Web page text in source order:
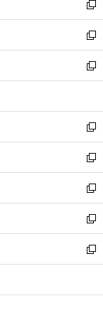
く
で
開
く
ド
ウ
で
開
く
ィ
ン
ド
ウ
で
開
い
ウ
ィ
ン
ド
ウ
開
く
新
し
い
ウ
ィ
ン
ウ
で
開
く
新
し
い
ウ
ン
ド
ウ
で
開
く
新
し
ウ
ィ
ン
ド
ウ
で
開
く
新
し
い
ウ
ィ
ン
ド
ウ
で
開
新
し
い
ウ
ィ
ン
ド
ウ
開
新
し
い
ウ
ィ
ン
ウ
新
し
い
ウ
ン
新
し
ウ